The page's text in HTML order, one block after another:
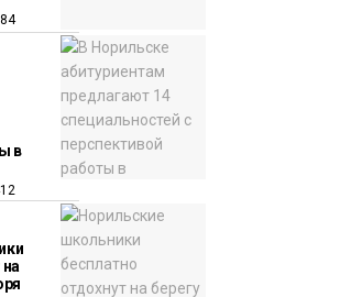
Хоббитов» и
в облаках»
в Кайеркане
в
будут
пасмурными
в